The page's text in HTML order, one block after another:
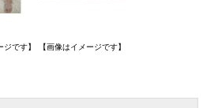
ジです】 【画像はイメージです】